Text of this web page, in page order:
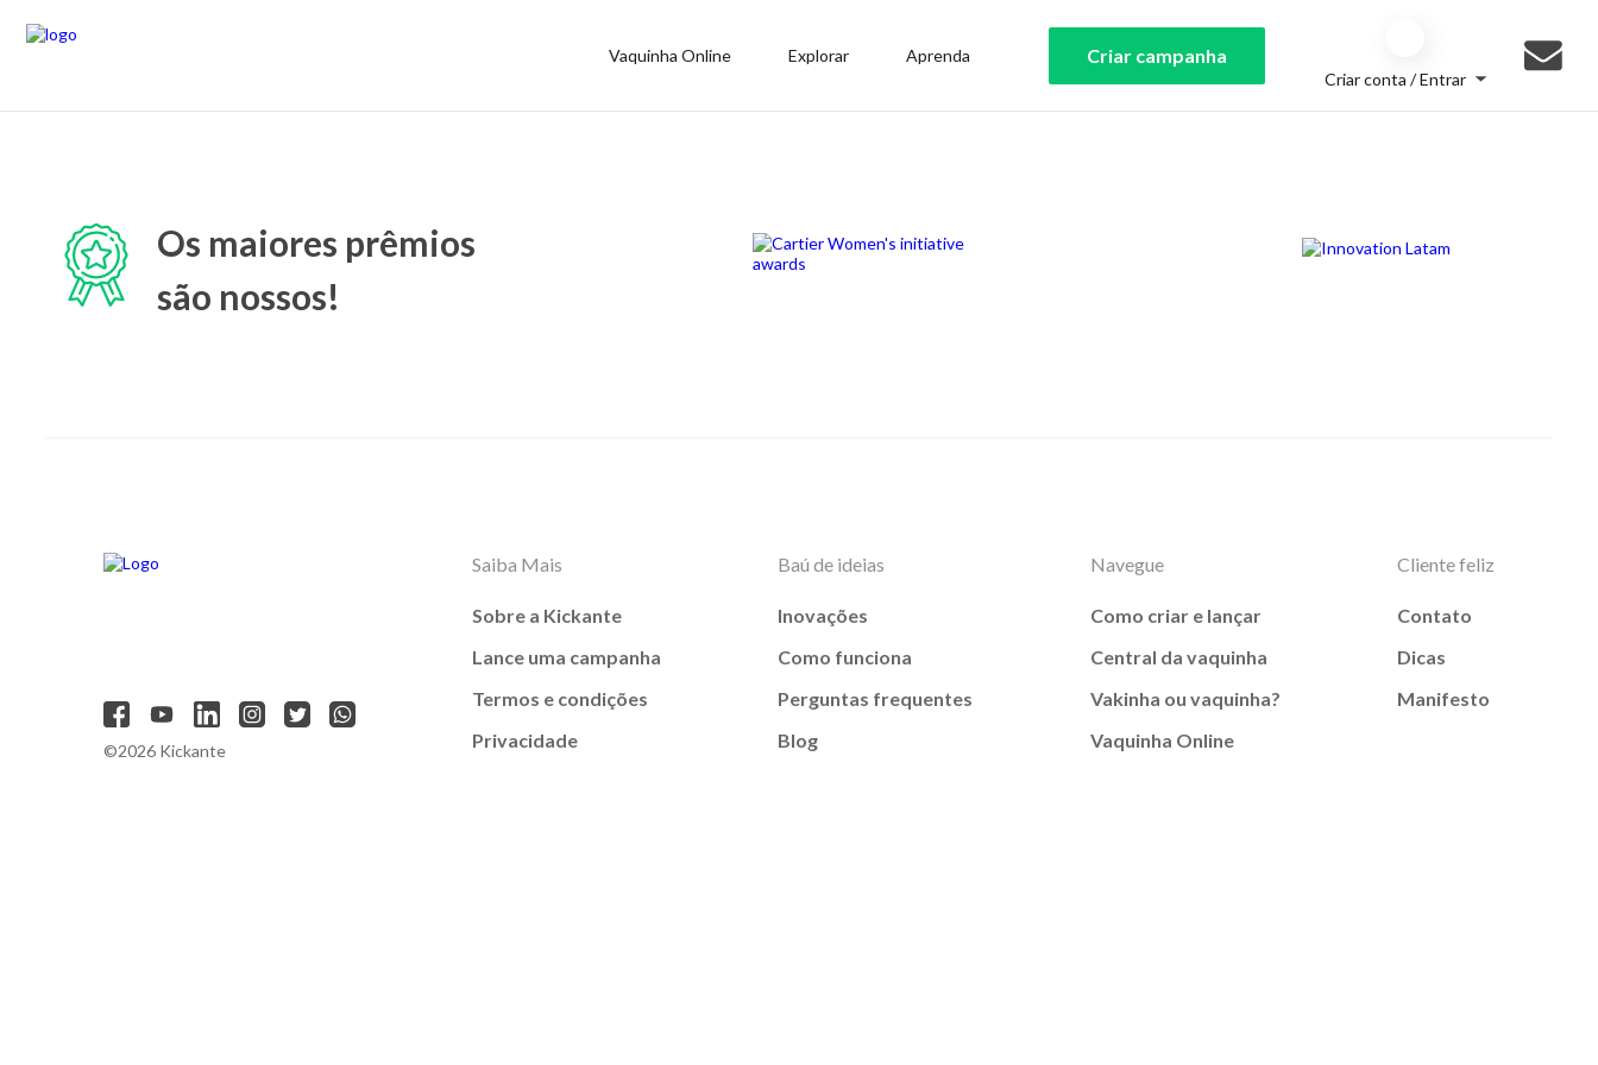
Vaquinha Online Explorar Aprenda Criar campanha
Criar conta / Entrar
Os maiores prêmios
são nossos!
©2026 Kickante
Saiba Mais
Sobre a Kickante
Lance uma campanha
Termos e condições
Privacidade
Baú de ideias
Inovações
Como funciona
Perguntas frequentes
Blog
Navegue
Como criar e lançar
Central da vaquinha
Vakinha ou vaquinha?
Vaquinha Online
Cliente feliz
Contato
Dicas
Manifesto